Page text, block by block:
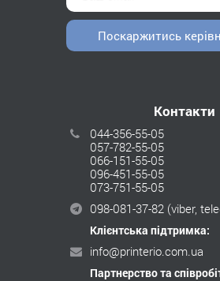
Поскаржитись
Контакти
044-356-55-05
057-782-55-05
066-151-55-05
096-451-55-05
073-751-55-05
098-081-37-82 (viber,
Клієнтська підтримка:
info@printerio.com.ua
Партнерство та